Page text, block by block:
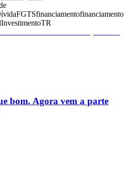
FGTSfinanciamentofinanciamento
InvestimentoTR
bom. Agora vem a parte